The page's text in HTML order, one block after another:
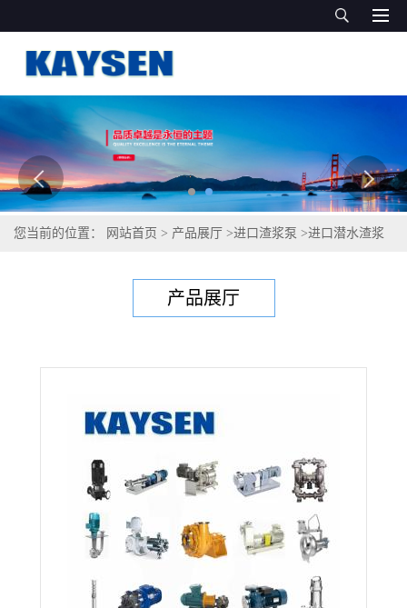
您当前的位置： 网站首页 > 产品展厅 >进口渣浆泵 >进口潜水渣浆
产品展厅